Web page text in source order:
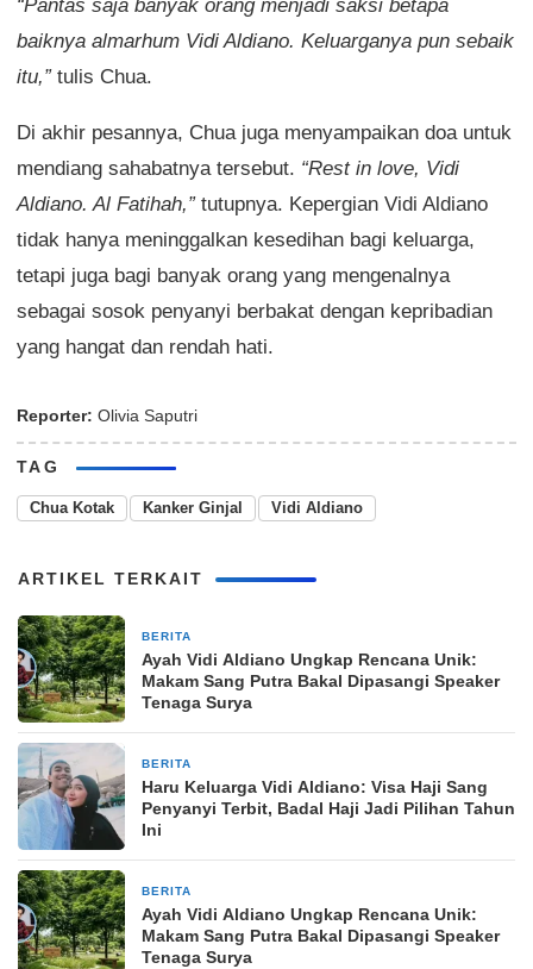
“Pantas saja banyak orang menjadi saksi betapa
baiknya almarhum Vidi Aldiano. Keluarganya pun sebaik
itu,”tulis Chua.
Di akhir pesannya, Chua juga menyampaikan doa untuk
mendiang sahabatnya tersebut. “Rest in love, Vidi
Aldiano. Al Fatihah,”tutupnya. Kepergian Vidi Aldiano
tidak hanya meninggalkan kesedihan bagi keluarga,
tetapi juga bagi banyak orang yang mengenalnya
sebagai sosok penyanyi berbakat dengan kepribadian
yang hangat dan rendah hati.
Reporter: Olivia Saputri
TAG
Chua Kotak Kanker Ginjal Vidi Aldiano
ARTIKEL TERKAIT
BERITA
Ayah Vidi Aldiano Ungkap Rencana Unik:
Makam Sang Putra Bakal Dipasangi Speaker
Tenaga Surya
BERITA
Haru Keluarga Vidi Aldiano: Visa Haji Sang
Penyanyi Terbit, Badal Haji Jadi Pilihan Tahun
Ini
BERITA
Ayah Vidi Aldiano Ungkap Rencana Unik:
Makam Sang Putra Bakal Dipasangi Speaker
Tenaga Surya